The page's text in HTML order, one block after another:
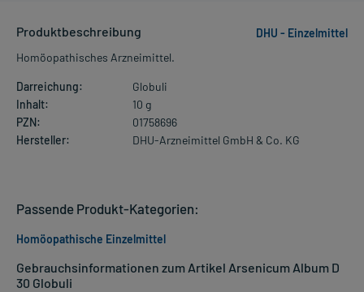
Produktbeschreibung
DHU - Einzelmittel
Homöopathisches Arzneimittel.
Darreichung:
Globuli
Inhalt:
10 g
PZN:
01758696
Hersteller:
DHU-Arzneimittel GmbH & Co. KG
Gebrauchsinformationen zum Artikel Arsenicum Album D
30 Globuli
Passende Produkt-Kategorien:
Homöopathische Einzelmittel